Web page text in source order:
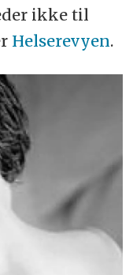
ikke til
Helserevyen.